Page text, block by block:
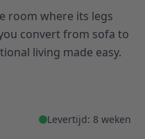
room where its legs
convert from sofa to
living made easy.
Levertijd: 8 weken